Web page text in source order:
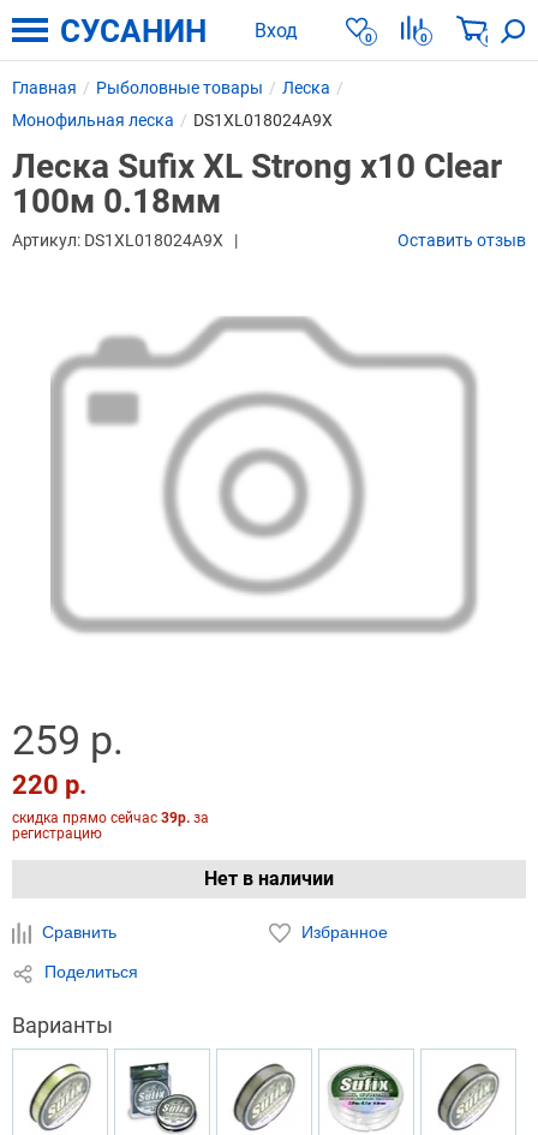
Вход 0 0 0
СУСАНИН
Главная Рыболовные товары
Леска
Монофильная леска
DS1XL018024A9X
Леска Sufix XL Strong x10 Clear
100м 0.18мм
Артикул: DS1XL018024A9X Оставить отзыв
259 р.
220 р.
скидка прямо сейчас 39р. за
регистрацию
Нет в наличии
Сравнить Избранное
Поделиться
Варианты